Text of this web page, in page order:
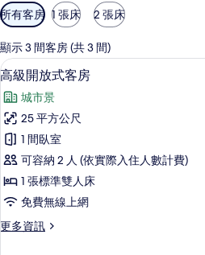
可
用
的
客
房
篩
選
條
件
所有客房 1 張床 2 張床
顯示 3 間客房 (共 3 間)
顯
示
高
級
開
放
式
房
高
7
高級開放式客房
城市景
25 平方公尺
1 間臥室
可容納 2 人 (依實際入住人數計費)
1 張標準雙人床
免費無線上網
更多資訊
更